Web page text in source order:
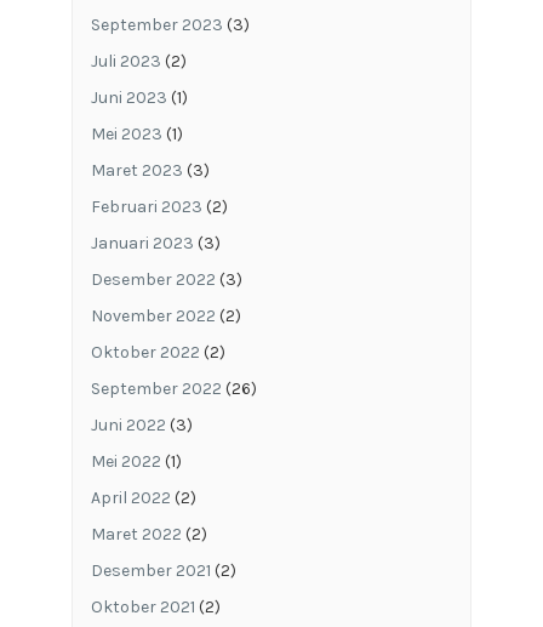
September 2023 (3)
Juli 2023 (2)
Juni 2023 (1)
Mei 2023 (1)
Maret 2023 (3)
Februari 2023 (2)
Januari 2023 (3)
Desember 2022 (3)
November 2022 (2)
Oktober 2022 (2)
September 2022 (26)
Juni 2022 (3)
Mei 2022 (1)
April 2022 (2)
Maret 2022 (2)
Desember 2021 (2)
Oktober 2021 (2)